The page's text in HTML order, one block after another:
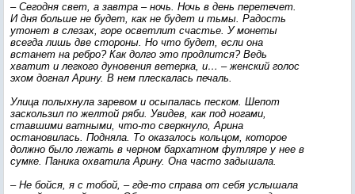
– Сегодня свет, а завтра – ночь. Ночь в день перетечет.
И дня больше не будет, как не будет и тьмы. Радость
утонет в слезах, горе осветлит счастье. У монеты
всегда лишь две стороны. Но что будет, если она
встанет на ребро? Как долго это продлится? Ведь
хватит и легкого дуновения ветерка, и… – женский голос
эхом догнал Арину. В нем плескалась печаль.
Улица полыхнула заревом и осыпалась песком. Шепот
заскользил по желтой ряби. Увидев, как под ногами,
ставшими ватными, что-то сверкнуло, Арина
остановилась. Подняла. То оказалось кольцом, которое
должно было лежать в черном бархатном футляре у нее в
сумке. Паника охватила Арину. Она часто задышала.
– Не бойся, я с тобой, – где-то справа от себя услышала